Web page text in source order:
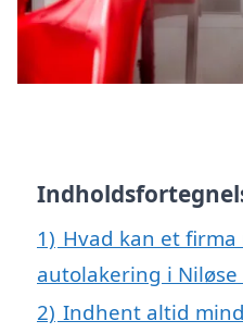
1) Hvad kan et firma
autolakering i
2) Indhent altid